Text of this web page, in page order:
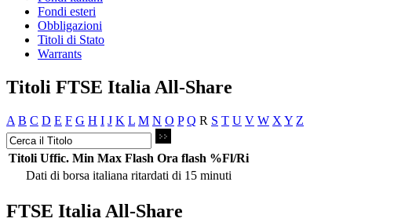
Fondi esteri
Obbligazioni
Titoli di Stato
Warrants
Titoli FTSE Italia All-Share
A B C D E F G H I J K L M N O P Q R S T U V W X Y Z
Titoli Uffic. Min Max Flash Ora flash %Fl/Ri
Dati di borsa italiana ritardati di 15 minuti
FTSE Italia All-Share